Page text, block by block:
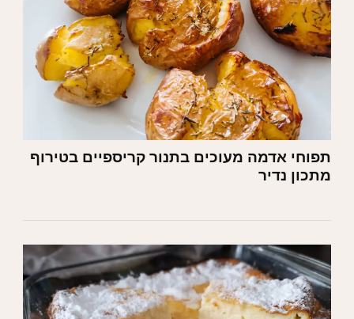
תפוחי אדמה מעוכים בתנור קריספיים בטירוף
מתכון נדיר